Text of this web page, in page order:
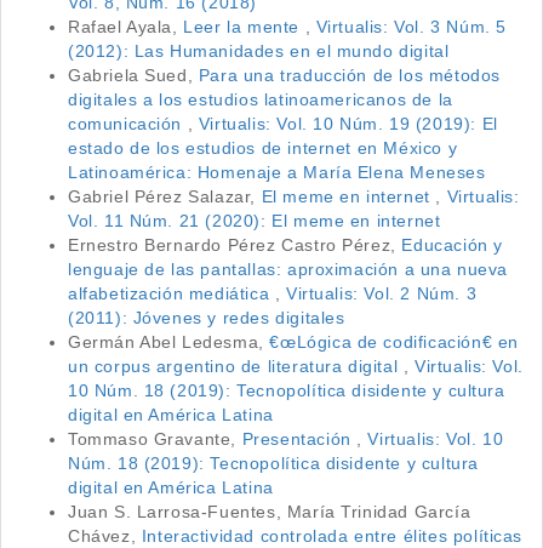
Rafael Ayala, Leer la mente , Virtualis: Vol. 3 Núm. 5
(2012): Las Humanidades en el mundo digital
Gabriela Sued, Para una traducción de los métodos
digitales a los estudios latinoamericanos de la
comunicación , Virtualis: Vol. 10 Núm. 19 (2019): El
estado de los estudios de internet en México y
Latinoamérica: Homenaje a María Elena Meneses
Gabriel Pérez Salazar, El meme en internet , Virtualis:
Vol. 11 Núm. 21 (2020): El meme en internet
Ernestro Bernardo Pérez Castro Pérez, Educación y
lenguaje de las pantallas: aproximación a una nueva
alfabetización mediática , Virtualis: Vol. 2 Núm. 3
(2011): Jóvenes y redes digitales
Germán Abel Ledesma,€œLógica de codificación€ en
un corpus argentino de literatura digital , Virtualis: Vol.
10 Núm. 18 (2019): Tecnopolítica disidente y cultura
digital en América Latina
Tommaso Gravante, Presentación ,Virtualis: Vol. 10
Núm. 18 (2019): Tecnopolítica disidente y cultura
digital en América Latina
Juan S. Larrosa-Fuentes, María Trinidad García
Chávez, Interactividad controlada entre élites políticas